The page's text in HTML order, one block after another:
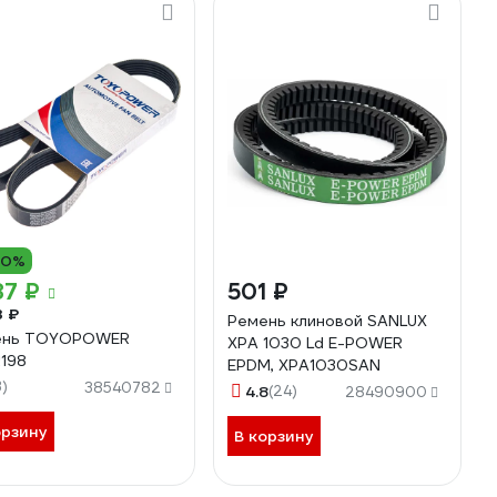
₽
₽
TOYOPOWER
38540782
501 ₽
Ремень клиновой SANLUX
XPA 1030 Ld E-POWER
EPDM, XPA1030SAN
4.8(24) 28490900
В корзину